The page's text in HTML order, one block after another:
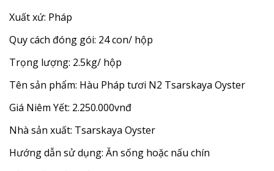
Xuất xứ: Pháp
Quy cách đóng gói: 24 con/ hộp
Trọng lượng: 2.5kg/ hộp
Tên sản phẩm: Hàu Pháp tươi N2 Tsarskaya Oyster
Giá Niêm Yết: 2.250.000vnđ
Nhà sản xuất: Tsarskaya Oyster
Hướng dẫn sử dụng: Ăn sống hoặc nấu chín